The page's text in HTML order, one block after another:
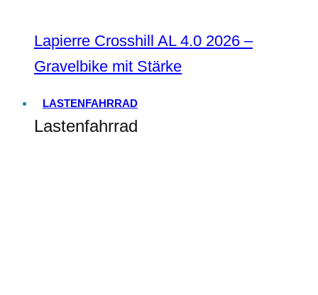
Lapierre Crosshill AL 4.0 2026 –
Gravelbike mit Stärke
LASTENFAHRRAD
Lastenfahrrad